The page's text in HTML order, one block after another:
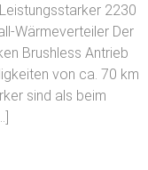
2230
Wärmeverteiler Der
Brushless Antrieb
von ca. 70 km
sind als beim